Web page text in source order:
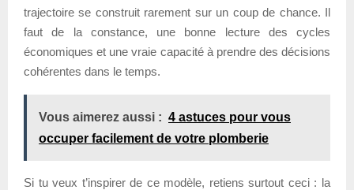
trajectoire se construit rarement sur un coup de chance. Il
faut de la constance, une bonne lecture des cycles
économiques et une vraie capacité à prendre des décisions
cohérentes dans le temps.
Vous aimerez aussi : 4 astuces pour vous
occuper facilement de votre plomberie
Si tu veux t’inspirer de ce modèle, retiens surtout ceci : la